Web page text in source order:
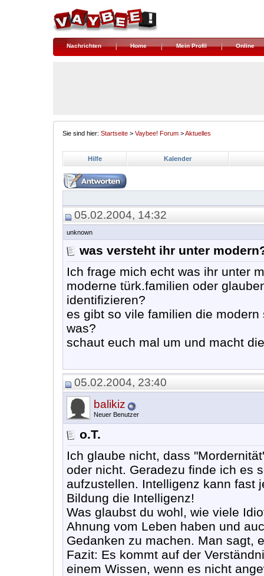
Nachrichten Home Mein Profil Online
Sie sind hier: Startseite > Vaybee! Forum >Aktuelles
Hilfe Kalender
05.02.2004, 14:32
unknown
was versteht ihr unter
Ich frage mich echt was ihr unter
moderne türk.familien oder
identifizieren?
es gibt so vile familien die
was?
schaut euch mal um und macht
05.02.2004, 23:40
balikiz
Neuer Benutzer
o.T.
Ich glaube nicht, dass
oder nicht. Geradezu finde ich es
aufzustellen. Intelligenz kann fast
Bildung die Intelligenz!
Was glaubst du wohl, wie viele
Ahnung vom Leben haben und
Gedanken zu machen. Man sagt,
Fazit: Es kommt auf der
einem Wissen, wenn es nicht